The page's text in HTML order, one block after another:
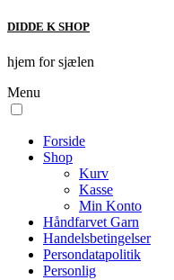
DIDDE K SHOP
hjem for sjælen
Menu
Forside
Shop
Kurv
Kasse
Min Konto
Håndfarvet Garn
Handelsbetingelser
Persondatapolitik
Personlig